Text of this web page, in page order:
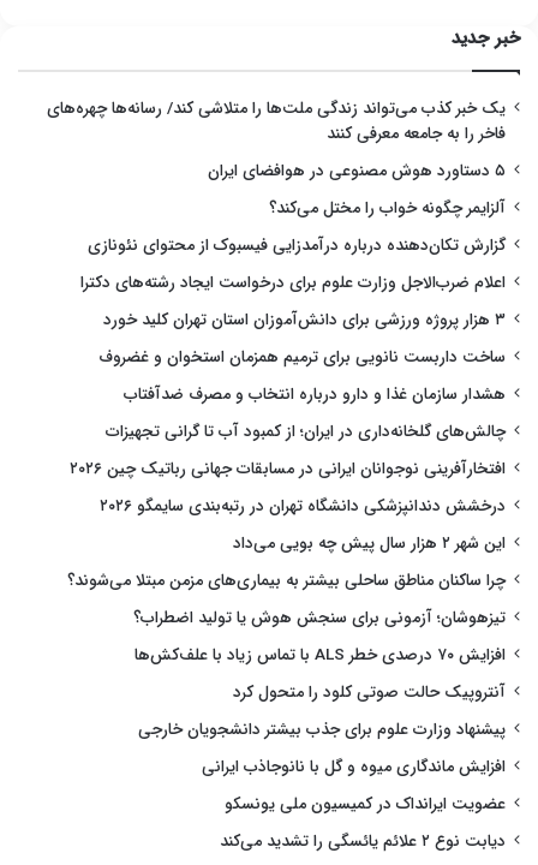
خبر جدید
یک خبر کذب می‌تواند زندگی ملت‌ها را متلاشی کند/ رسانه‌ها چهره‌های
فاخر را به جامعه معرفی کنند
۵ دستاورد هوش مصنوعی در هوافضای ایران
آلزایمر چگونه خواب را مختل می‌کند؟
گزارش تکان‌دهنده درباره درآمدزایی فیسبوک از محتوای نئونازی
اعلام ضرب‌الاجل وزارت علوم برای درخواست ایجاد رشته‌های دکترا
۳ هزار پروژه ورزشی برای دانش‌آموزان استان تهران کلید خورد
ساخت داربست نانویی برای ترمیم همزمان استخوان و غضروف
هشدار سازمان غذا و دارو درباره انتخاب و مصرف ضدآفتاب
چالش‌های گلخانه‌داری در ایران؛ از کمبود آب تا گرانی تجهیزات
افتخارآفرینی نوجوانان ایرانی در مسابقات جهانی رباتیک چین ۲۰۲۶
درخشش دندانپزشکی دانشگاه تهران در رتبه‌بندی سایمگو ۲۰۲۶
این شهر ۲ هزار سال پیش چه بویی می‌داد
چرا ساکنان مناطق ساحلی بیشتر به بیماری‌های مزمن مبتلا می‌شوند؟
تیزهوشان؛ آزمونی برای سنجش هوش یا تولید اضطراب؟
افزایش ۷۰ درصدی خطر ALS با تماس زیاد با علف‌کش‌ها
آنتروپیک حالت صوتی کلود را متحول کرد
پیشنهاد وزارت علوم برای جذب بیشتر دانشجویان خارجی
افزایش ماندگاری میوه و گل با نانوجاذب ایرانی
عضویت ایرانداک در کمیسیون ملی یونسکو
دیابت نوع ۲ علائم یائسگی را تشدید می‌کند